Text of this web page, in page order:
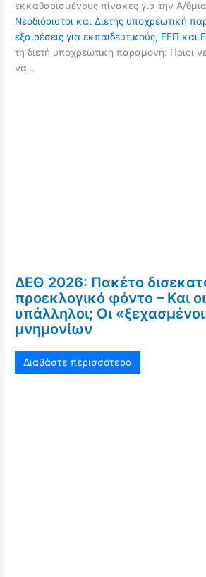
εκκαθαρισμένους πίνακες για την Α/
Νεοδιόριστοι και Διετής υποχρεωτική
εξαιρέσεις για εκπαιδευτικούς, ΕΕΠ και
τη διετή υποχρεωτική παραμονή: Ποιοι
να…
ΔΕΘ 2026: Πακέτο
προεκλογικό φόντο – Και
υπάλληλοι; Οι
μνημονίων
Διαβάστε περισσότερα